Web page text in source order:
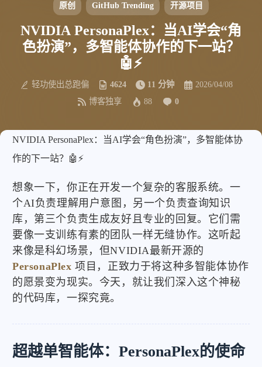
原创 GitHub Trending 开源项目
NVIDIA PersonaPlex：当AI学会“角
色扮演”，多智能体协作的下一站？
🤖⚡
轻功使出总跑偏 4624 11 分钟
2026/04/08
博客独享
88 0
NVIDIA PersonaPlex：当AI学会“角色扮演”，多智能体协
作的下一站？🤖⚡
想象一下，你正在开发一个复杂的客服系统。一
个AI负责理解用户意图，另一个负责查询知识
库，第三个负责生成友好且专业的回复。它们需
要像一支训练有素的团队一样无缝协作。这听起
来像是科幻场景，但NVIDIA最新开源的
PersonaPlex 项目，正致力于将这种多智能体协作
的愿景变为现实。今天，就让我们深入这个神秘
的代码库，一探究竟。
超越单智能体：PersonaPlex的使命